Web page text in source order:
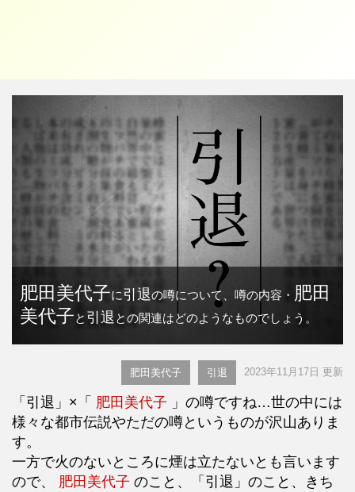
肥田美代子に引退の噂について、噂の内容・ 肥田
美代子と 引退 との関連はどのようなものでしょう。
肥田美代子 引退 2023年11月17日 更新
「引退」×「 肥田美代子 」の噂ですね…世の中には
様々な都市伝説やただの噂というものが沢山ありま
す。
一方で火のないところに煙は立たないとも言います
ので、 肥田美代子 のこと、「引退」のこと、きち